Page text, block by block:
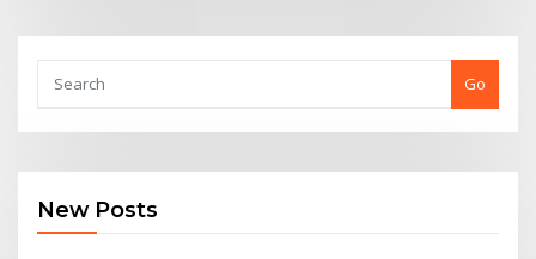
Go
New Posts